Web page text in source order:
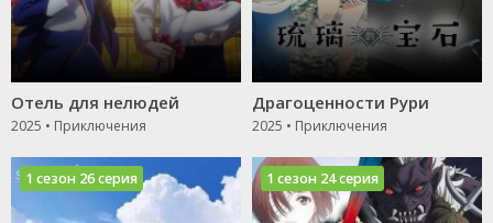
Отель для нелюдей
2025 • Приключения
Драгоценности Рури
2025 • Приключения
1 сезон 26 серия 1 сезон 24 серия